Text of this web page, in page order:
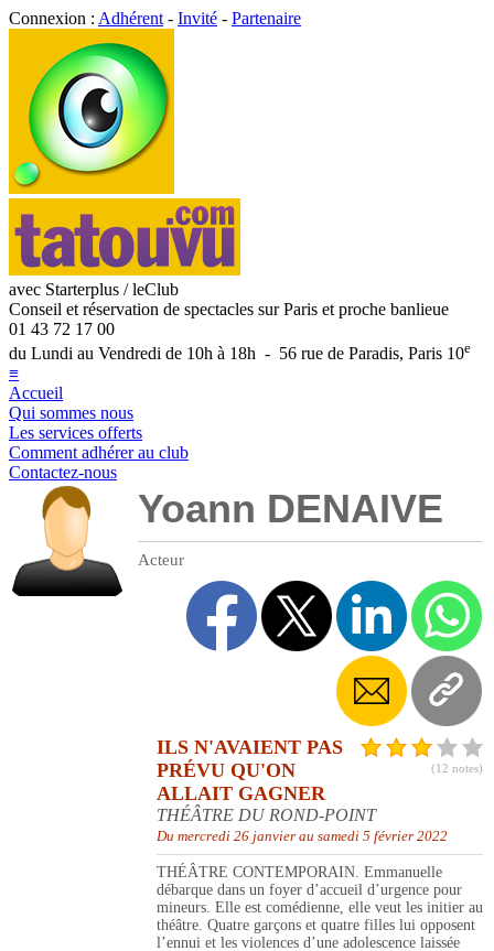
Connexion : Adhérent - Invité - Partenaire
avec Starterplus / leClub
Conseil et réservation de spectacles sur Paris et proche banlieue
01 43 72 17 00
du Lundi au Vendredi de 10h à 18h - 56 rue de Paradis, Paris 10e
≡
Accueil
Qui sommes nous
Les services offerts
Comment adhérer au club
Contactez-nous
Yoann DENAIVE
Acteur
(12 notes)
ILS N'AVAIENT PAS
PRÉVU QU'ON
ALLAIT GAGNER
THÉÂTRE DU ROND-POINT
Du mercredi 26 janvier au samedi 5 février 2022
THÉÂTRE CONTEMPORAIN. Emmanuelle
débarque dans un foyer d’accueil d’urgence pour
mineurs. Elle est comédienne, elle veut les initier au
théâtre. Quatre garçons et quatre filles lui opposent
l’ennui et les violences d’une adolescence laissée